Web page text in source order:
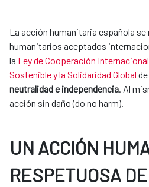
La acción humanitaria española
humanitarios aceptados
la Ley de Cooperación
Sostenible y la Solidaridad Global de
neutralidad e independencia. Al
acción sin daño (do no harm).
UN ACCIÓN
RESPETUOSA